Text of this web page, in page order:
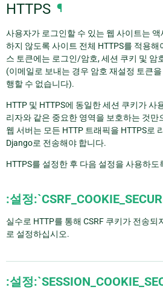
HTTPS ¶
사용자가 로그인할 수 있는 웹 사이트는
하지 않도록 사이트 전체 HTTPS를 적용
스 토큰에는 로그인/암호, 세션 쿠키 및 암
(이메일로 보내는 경우 암호 재설정 토큰
행할 수 없습니다).
HTTP 및 HTTPS에 동일한 세션 쿠키가 사
리자와 같은 중요한 영역을 보호하는 것만
웹 서버는 모든 HTTP 트래픽을 HTTPS로
Django로 전송해야 합니다.
HTTPS를 설정한 후 다음 설정을 사용하도
:설정
실수로 HTTP를 통해 CSRF 쿠키가 전송되
로 설정하십시오.
:설정